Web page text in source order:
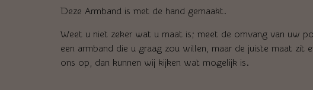
Deze Armband is met de hand gemaakt.
Weet u niet zeker wat u maat is; meet de omvang van uw
een armband die u graag zou willen, maar de juiste maat zit
ons op, dan kunnen wij kijken wat mogelijk is.